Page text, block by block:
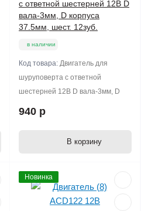
с ответной шестерней 12В D
вала-3мм, D корпуса
37.5мм, шест. 12зуб.
в наличии
Код товара: Двигатель для
шуруповерта с ответной
шестерней 12В D вала-3мм, D
940 р
В корзину
Новинка